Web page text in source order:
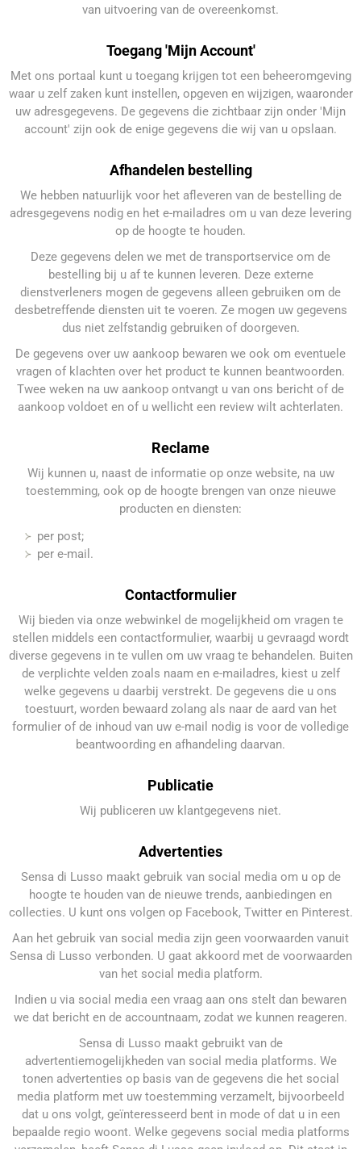
van uitvoering van de overeenkomst.
Toegang 'Mijn Account'
Met ons portaal kunt u toegang krijgen tot een beheeromgeving
waar u zelf zaken kunt instellen, opgeven en wijzigen, waaronder
uw adresgegevens. De gegevens die zichtbaar zijn onder 'Mijn
account' zijn ook de enige gegevens die wij van u opslaan.
Afhandelen bestelling
We hebben natuurlijk voor het afleveren van de bestelling de
adresgegevens nodig en het e-mailadres om u van deze levering
op de hoogte te houden.
Deze gegevens delen we met de transportservice om de
bestelling bij u af te kunnen leveren. Deze externe
dienstverleners mogen de gegevens alleen gebruiken om de
desbetreffende diensten uit te voeren. Ze mogen uw gegevens
dus niet zelfstandig gebruiken of doorgeven.
De gegevens over uw aankoop bewaren we ook om eventuele
vragen of klachten over het product te kunnen beantwoorden.
Twee weken na uw aankoop ontvangt u van ons bericht of de
aankoop voldoet en of u wellicht een review wilt achterlaten.
Reclame
Wij kunnen u, naast de informatie op onze website, na uw
toestemming, ook op de hoogte brengen van onze nieuwe
producten en diensten:
per post;
per e-mail.
Contactformulier
Wij bieden via onze webwinkel de mogelijkheid om vragen te
stellen middels een contactformulier, waarbij u gevraagd wordt
diverse gegevens in te vullen om uw vraag te behandelen. Buiten
de verplichte velden zoals naam en e-mailadres, kiest u zelf
welke gegevens u daarbij verstrekt. De gegevens die u ons
toestuurt, worden bewaard zolang als naar de aard van het
formulier of de inhoud van uw e-mail nodig is voor de volledige
beantwoording en afhandeling daarvan.
Publicatie
Wij publiceren uw klantgegevens niet.
Advertenties
Sensa di Lusso maakt gebruik van social media om u op de
hoogte te houden van de nieuwe trends, aanbiedingen en
collecties. U kunt ons volgen op Facebook, Twitter en Pinterest.
Aan het gebruik van social media zijn geen voorwaarden vanuit
Sensa di Lusso verbonden. U gaat akkoord met de voorwaarden
van het social media platform.
Indien u via social media een vraag aan ons stelt dan bewaren
we dat bericht en de accountnaam, zodat we kunnen reageren.
Sensa di Lusso maakt gebruikt van de
advertentiemogelijkheden van social media platforms. We
tonen advertenties op basis van de gegevens die het social
media platform met uw toestemming verzamelt, bijvoorbeeld
dat u ons volgt, geïnteresseerd bent in mode of dat u in een
bepaalde regio woont. Welke gegevens social media platforms